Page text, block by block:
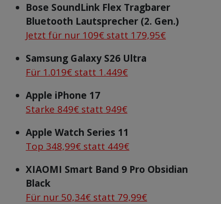
Bose SoundLink Flex Tragbarer
Bluetooth Lautsprecher (2. Gen.)
Jetzt für nur 109€ statt 179,95€
Samsung Galaxy S26 Ultra
Für 1.019€ statt 1.449€
Apple iPhone 17
Starke 849€ statt 949€
Apple Watch Series 11
Top 348,99€ statt 449€
XIAOMI Smart Band 9 Pro Obsidian
Black
Für nur 50,34€ statt 79,99€